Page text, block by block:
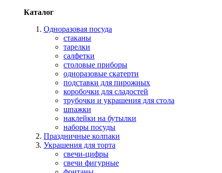
Каталог
Одноразовая посуда
стаканы
тарелки
салфетки
столовые приборы
одноразовые скатерти
подставки для пирожных
коробочки для сладостей
трубочки и украшения для стола
шпажки
наклейки на бутылки
наборы посуды
Праздничные колпаки
Украшения для торта
свечи-цифры
свечи фигурные